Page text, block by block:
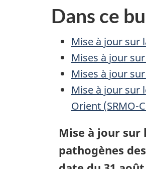
Dans ce
Mise à jour sur
Mises à jour
Mises à jour
Mise à jour sur
Orient (SRMO-
Mise à jour sur
pathogènes